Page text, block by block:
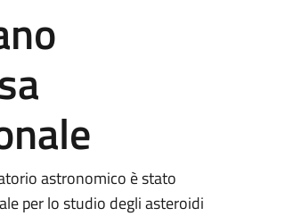
astronomico è stato
per lo studio degli asteroidi